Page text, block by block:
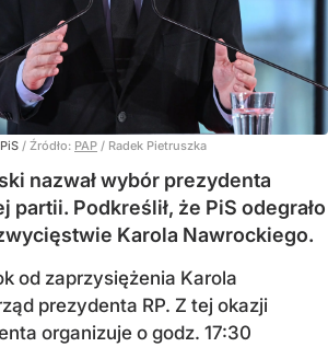
/ Źródło: PAP / Radek Pietruszka
nazwał wybór prezydenta
Podkreślił, że PiS odegrało
Karola Nawrockiego.
od zaprzysiężenia Karola
prezydenta RP. Z tej okazji
organizuje o godz. 17:30